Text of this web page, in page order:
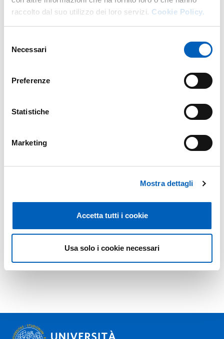
raccolto dal suo utilizzo dei loro servizi. Cookie Policy.
delNecessari
Preferenze
Statistiche
Marketing
Mostra dettagli
Accetta tutti i cookie
Usa solo i cookie necessari